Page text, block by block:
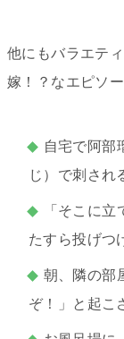
他にもバラエテ
嫁！？なエピソ
自宅で阿部
じ）で刺され
「そこに
たすら投げつ
朝、隣の部
ぞ！」と起こ